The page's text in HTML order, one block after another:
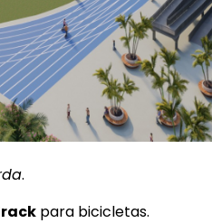
.
para bicicletas.